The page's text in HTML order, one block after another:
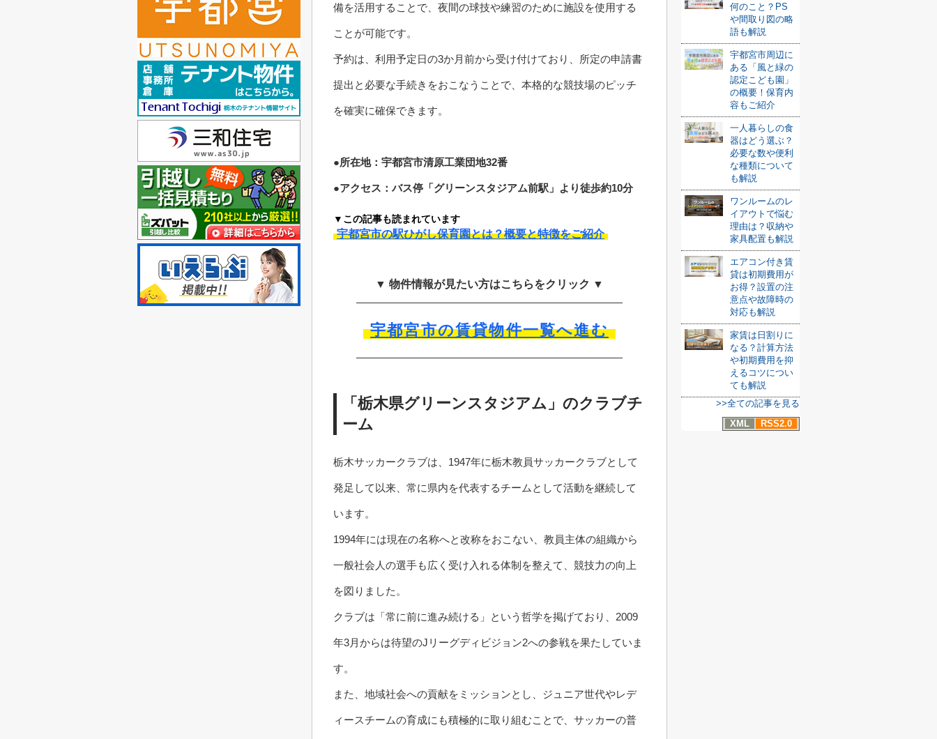
備を活用することで、夜間の球技や練習のために施設を使用する
ことが可能です。
予約は、利用予定日の3か月前から受け付けており、所定の申請書
提出と必要な手続きをおこなうことで、本格的な競技場のピッチ
を確実に確保できます。
●所在地：宇都宮市清原工業団地32番
●アクセス：バス停「グリーンスタジアム前駅」より徒歩約10分
▼この記事も読まれています
宇都宮市の駅ひがし保育園とは？概要と特徴をご紹介
▼ 物件情報が見たい方はこちらをクリック ▼
宇都宮市の賃貸物件一覧へ進む
「栃木県グリーンスタジアム」のクラブチ
ーム
栃木サッカークラブは、1947年に栃木教員サッカークラブとして
発足して以来、常に県内を代表するチームとして活動を継続して
います。
1994年には現在の名称へと改称をおこない、教員主体の組織から
一般社会人の選手も広く受け入れる体制を整えて、競技力の向上
を図りました。
クラブは「常に前に進み続ける」という哲学を掲げており、2009
年3月からは待望のJリーグディビジョン2への参戦を果たしていま
す。
また、地域社会への貢献をミッションとし、ジュニア世代やレデ
ィースチームの育成にも積極的に取り組むことで、サッカーの普
何のこと？PS
や間取り図の略
語も解説
宇都宮市周辺に
ある「風と緑の
認定こども園」
の概要！保育内
容もご紹介
一人暮らしの食
器はどう選ぶ？
必要な数や便利
な種類について
も解説
ワンルームのレ
イアウトで悩む
理由は？収納や
家具配置も解説
エアコン付き賃
貸は初期費用が
お得？設置の注
意点や故障時の
対応も解説
家賃は日割りに
なる？計算方法
や初期費用を抑
えるコツについ
ても解説
>>全ての記事を見る
XML
RSS2.0